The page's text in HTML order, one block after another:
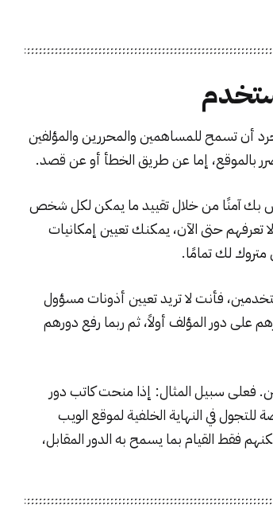
أن تسمح للمساهمين والمحررين والمؤلفين
بالموقع، إما عن طريق الخطأ أو عن قصد.
بك آمنًا من خلال تقييد ما يمكن لكل شخص
تعرفهم حتى الآن، يمكنك تعيين إمكانيات
متروك لك تمامًا.
فأنت لا تريد تعيين أذونات مسؤول
دور المؤلف أولاً، ثم ربما رفع دورهم
فعلى سبيل المثال: إذا منحت كاتب دور
في النهاية الخلفية لموقع الويب
فقط القيام بما يسمح به الدور المقابل،